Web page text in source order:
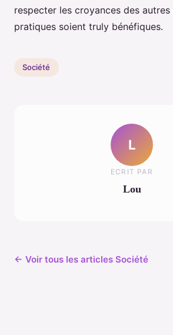
respecter les croyances des
pratiques soient truly bénéfiques.
Société
L
ECRIT PAR
Lou
← Voir tous les articles Société